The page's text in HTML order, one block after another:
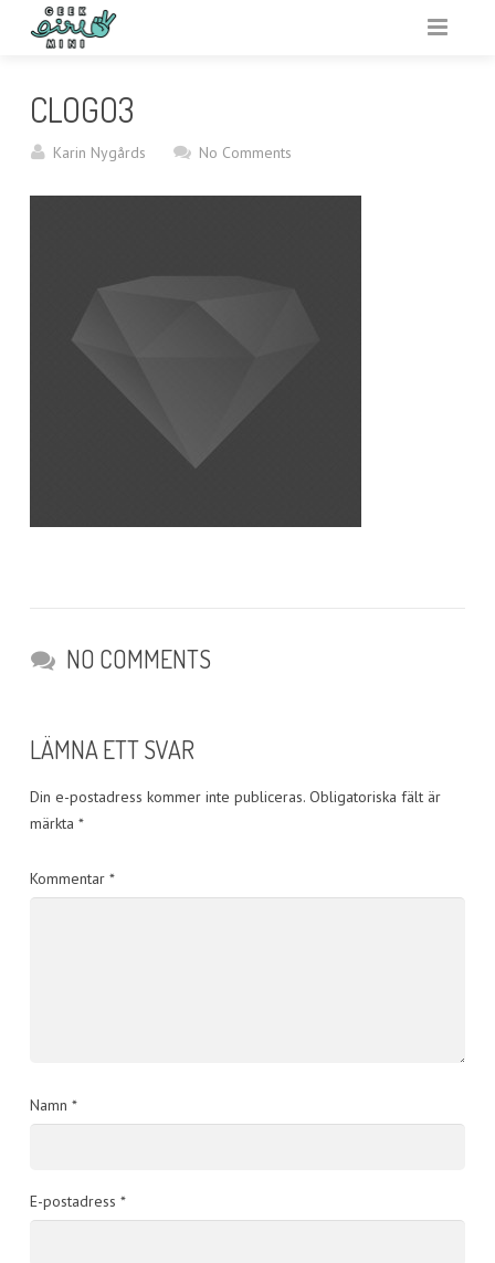
RESURSER
CLOGO3
Karin Nygårds No Comments
NO COMMENTS
LÄMNA ETT SVAR
Din e-postadress kommer inte publiceras. Obligatoriska fält är
märkta *
Kommentar *
Namn *
E-postadress *